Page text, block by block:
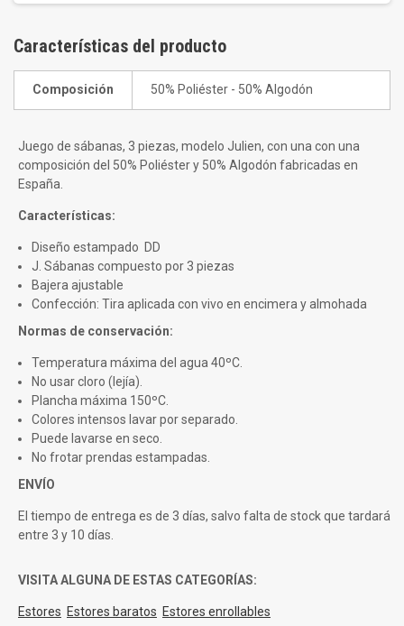
Características del producto
Composición 50% Poliéster - 50% Algodón
Juego de sábanas, 3 piezas, modelo Julien, con una con una
composición del 50% Poliéster y 50% Algodón fabricadas en
España.
Características:
Diseño estampado DD
J. Sábanas compuesto por 3 piezas
Bajera ajustable
Confección: Tira aplicada con vivo en encimera y almohada
Normas de conservación:
Temperatura máxima del agua 40ºC.
No usar cloro (lejía).
Plancha máxima 150ºC.
Colores intensos lavar por separado.
Puede lavarse en seco.
No frotar prendas estampadas.
ENVÍO
El tiempo de entrega es de 3 días, salvo falta de stock que tardará
entre 3 y 10 días.
VISITA ALGUNA DE ESTAS CATEGORÍAS:
Estores Estores baratos Estores enrollables